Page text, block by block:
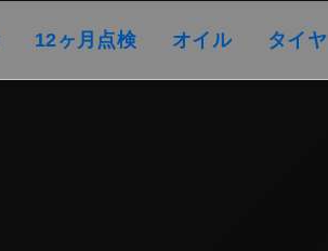
12ヶ月点検 オイル
オイル タイヤ
タイヤ